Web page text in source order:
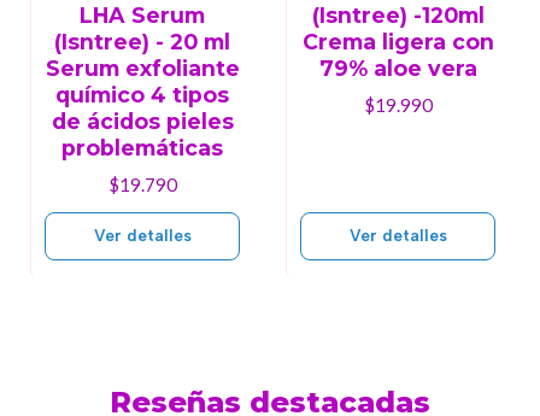
LHA Serum
(Isntree) - 20 ml
Serum exfoliante
químico 4 tipos
de ácidos pieles
problemáticas
$19.790
Ver detalles
(Isntree) -120ml
Crema ligera con
79% aloe vera
$19.990
Ver detalles
Reseñas destacadas